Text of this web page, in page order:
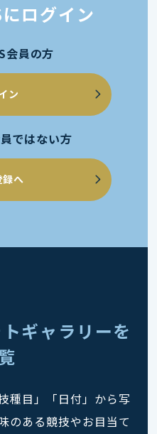
ログイン
会員の方
ン
ではない方
録へ
ギャラリーを
種目」「日付」から写
のある競技やお目当て